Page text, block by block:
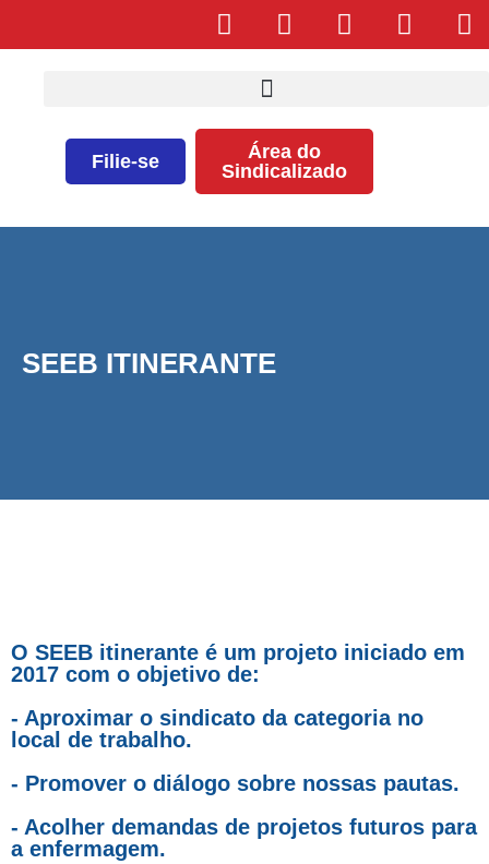
Filie-se
Área do
Sindicalizado
SEEB ITINERANTE
O SEEB itinerante é um projeto iniciado em
2017 com o objetivo de:
- Aproximar o sindicato da categoria no
local de trabalho.
- Promover o diálogo sobre nossas pautas.
- Acolher demandas de projetos futuros para
a enfermagem.